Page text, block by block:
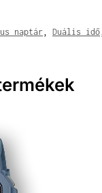
naptár, Duális idő